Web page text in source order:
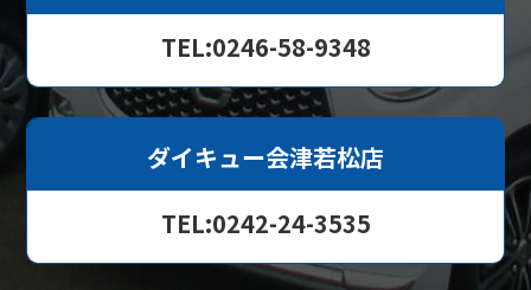
TEL:0246-58-9348
ダイキュー会津若松店
TEL:0242-24-3535